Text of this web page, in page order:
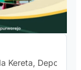
Kereta, Depo